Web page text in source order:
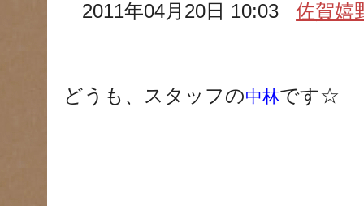
2011年04月20日 10:03佐賀嬉
どうも、スタッフの中林です☆